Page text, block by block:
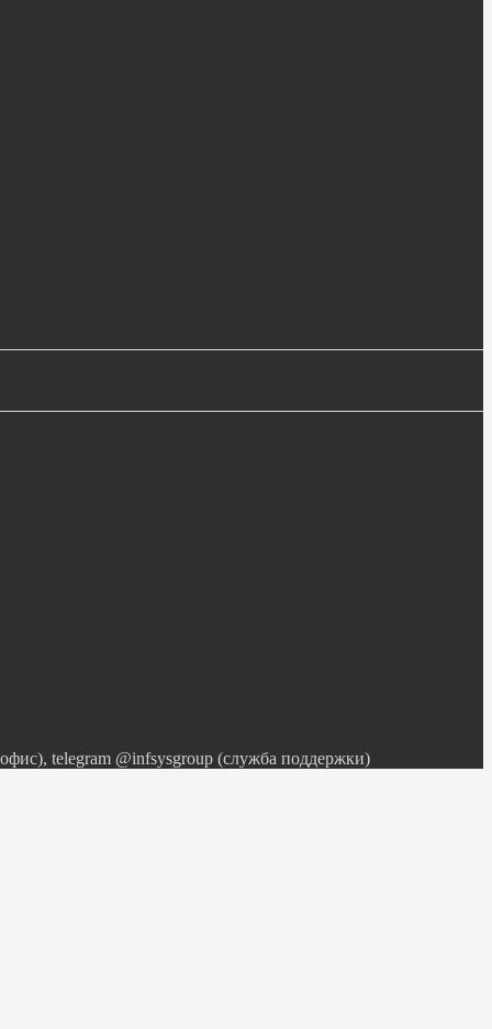
telegram @infsysgroup (служба поддержки)